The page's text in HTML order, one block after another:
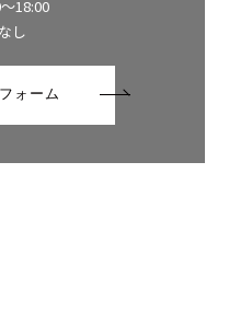
18:00
し
ォーム